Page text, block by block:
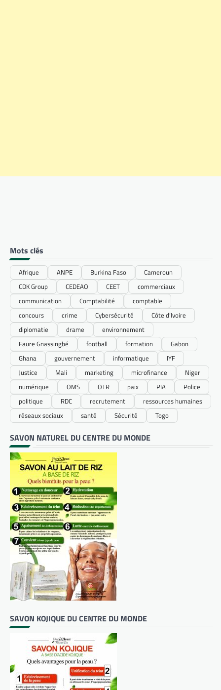
Mots clés
Afrique ANPE Burkina Faso
Cameroun
CDK Group
CEDEAO CEET
commerciaux
communication
Comptabilité
comptable
concours
crime Cybersécurité
Côte d’Ivoire
diplomatie
drame
environnement
Faure Gnassingbé
football formation
Gabon
Ghana
gouvernement informatique
IYF
Justice
Mali marketing microfinance
Niger
numérique
OMS OTR paix PIA
Police
politique
RDC recrutement
ressources humaines
réseaux sociaux
santé Sécurité Togo
SAVON NATUREL DU CENTRE DU MONDE
SAVON KOJIQUE DU CENTRE DU MONDE